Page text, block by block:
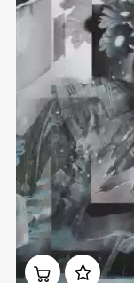
Домен: